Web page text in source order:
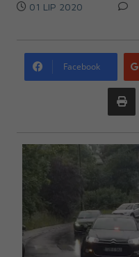
01 LIP 2020
Facebook